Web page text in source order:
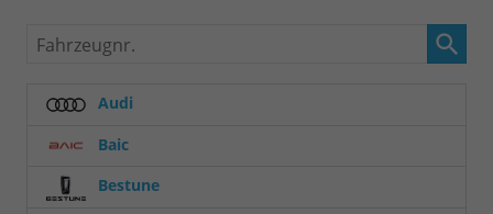
Fahrzeugnr.
Audi
Baic
Bestune